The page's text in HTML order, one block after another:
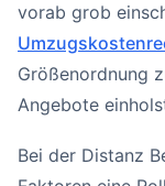
vorab grob
Größenordnung
Angebote
Bei der Distanz